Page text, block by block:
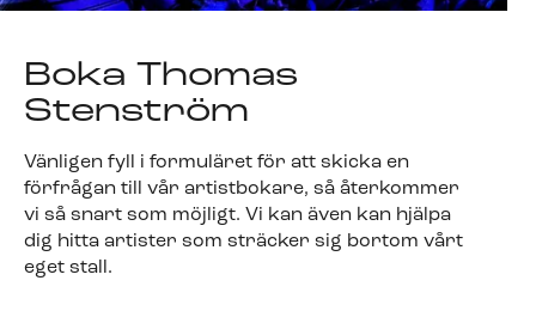
Boka Thomas
Stenström
Vänligen fyll i formuläret för att skicka en
förfrågan till vår artistbokare, så återkommer
vi så snart som möjligt. Vi kan även kan hjälpa
dig hitta artister som sträcker sig bortom vårt
eget stall.